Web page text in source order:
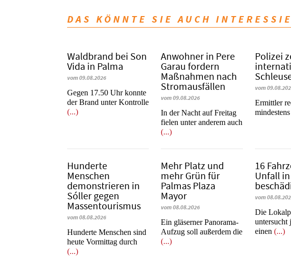
DAS KÖNNTE SIE AUCH
Waldbrand bei Son
Vida in Palma
vom 09.08.2026
Gegen 17.50 Uhr konnte
der Brand unter Kontrolle
(...)
Anwohner in Pere
Garau fordern
Maßnahmen nach
Stromausfällen
vom 09.08.2026
In der Nacht auf Freitag
fielen unter anderem auch
(...)
Polizei
vom
Ermittler
Hunderte
Menschen
demonstrieren in
Sóller gegen
Massentourismus
vom 08.08.2026
Hunderte Menschen sind
heute Vormittag durch
(...)
Mehr Platz und
mehr Grün für
Palmas Plaza
Mayor
vom 08.08.2026
Ein gläserner Panorama-
Aufzug soll außerdem die
(...)
16
Unfall
vom
Die
untersucht
einen(...)